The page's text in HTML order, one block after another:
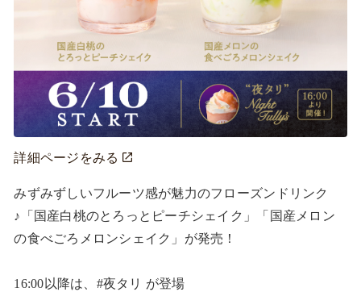
詳細ページをみる
みずみずしいフルーツ感が魅力のフローズンドリンク
♪「国産白桃のとろっとピーチシェイク」「国産メロン
の食べごろメロンシェイク」が発売！
16:00以降は、#夜タリ が登場